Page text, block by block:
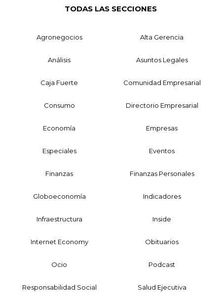
TODAS LAS SECCIONES
Agronegocios Alta Gerencia
Análisis Asuntos Legales
Caja Fuerte Comunidad Empresarial
Consumo Directorio Empresarial
Economía Empresas
Especiales Eventos
Finanzas Finanzas Personales
Globoeconomía Indicadores
Infraestructura Inside
Internet Economy Obituarios
Ocio Podcast
Responsabilidad Social Salud Ejecutiva